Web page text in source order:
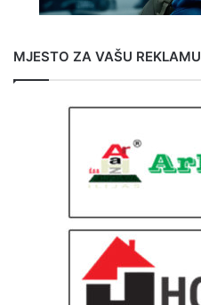
MJESTO ZA VAŠU REKLAMU